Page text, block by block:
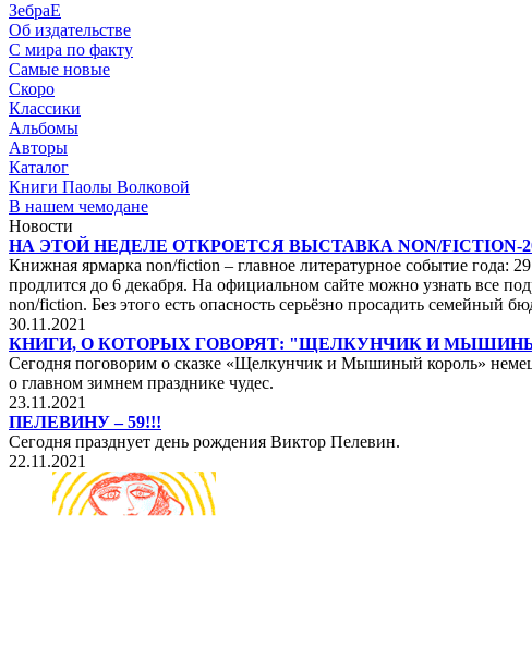
ЗебраЕ
Об издательстве
С мира по факту
Самые новые
Скоро
Классики
Альбомы
Авторы
Каталог
Книги Паолы Волковой
В нашем чемодане
Новости
НА ЭТОЙ НЕДЕЛЕ ОТКРОЕТСЯ ВЫСТАВКА NON/FICTION-
Книжная ярмарка non/fiction – главное литературное событие года:
продлится до 6 декабря. На официальном сайте можно узнать все
non/fiction. Без этого есть опасность серьёзно просадить семейный
30.11.2021
КНИГИ, О КОТОРЫХ ГОВОРЯТ: "ЩЕЛКУНЧИК И
Сегодня поговорим о сказке «Щелкунчик и Мышиный король»
о главном зимнем празднике чудес.
23.11.2021
ПЕЛЕВИНУ – 59!!!
Сегодня празднует день рождения Виктор Пелевин.
22.11.2021